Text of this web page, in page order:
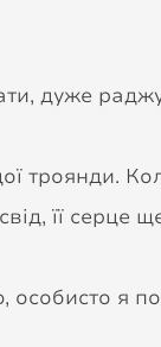
дуже
її серце
особисто я